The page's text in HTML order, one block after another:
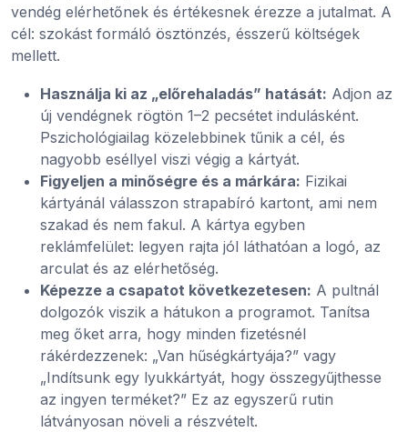
vendég elérhetőnek és értékesnek érezze a jutalmat. A
cél: szokást formáló ösztönzés, ésszerű költségek
mellett.
Használja ki az „előrehaladás” hatását: Adjon az
új vendégnek rögtön 1–2 pecsétet indulásként.
Pszichológiailag közelebbinek tűnik a cél, és
nagyobb eséllyel viszi végig a kártyát.
Figyeljen a minőségre és a márkára: Fizikai
kártyánál válasszon strapabíró kartont, ami nem
szakad és nem fakul. A kártya egyben
reklámfelület: legyen rajta jól láthatóan a logó, az
arculat és az elérhetőség.
Képezze a csapatot következetesen: A pultnál
dolgozók viszik a hátukon a programot. Tanítsa
meg őket arra, hogy minden fizetésnél
rákérdezzenek: „Van hűségkártyája?” vagy
„Indítsunk egy lyukkártyát, hogy összegyűjthesse
az ingyen terméket?” Ez az egyszerű rutin
látványosan növeli a részvételt.